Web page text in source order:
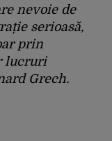
nevoie de
serioasă,
prin
lucruri
Grech.